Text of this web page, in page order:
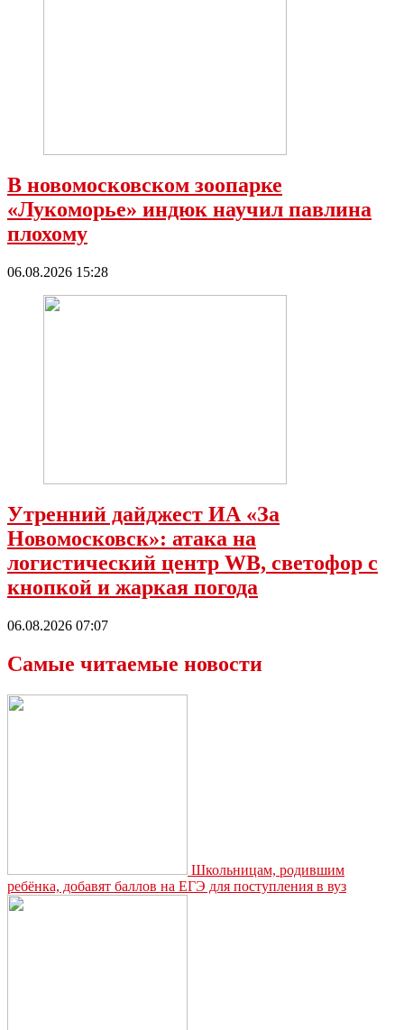
В новомосковском зоопарке
«Лукоморье» индюк научил павлина
плохому
06.08.2026 15:28
Утренний дайджест ИА «За
Новомосковск»: атака на
логистический центр WB, светофор с
кнопкой и жаркая погода
06.08.2026 07:07
Самые читаемые новости
Школьницам, родившим
ребёнка, добавят баллов на ЕГЭ для поступления в вуз